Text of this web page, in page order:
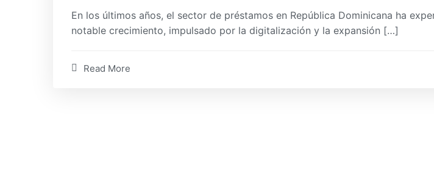
En los últimos años, el sector de préstamos en República Dominicana ha
notable crecimiento, impulsado por la digitalización y la expansión […]
Read More